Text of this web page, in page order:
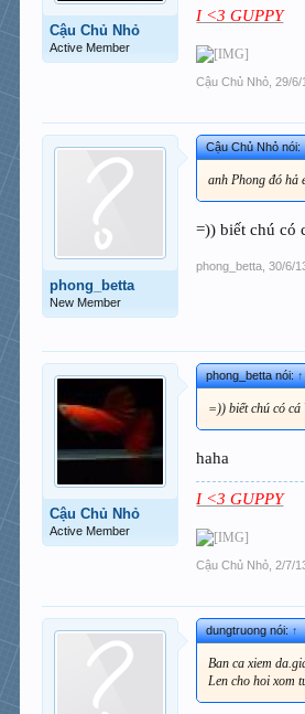
Cậu Chủ Nhỏ
Active Member
I <3 GUPPY
Cậu Chủ Nhỏ 29/6/
phong_betta
New Member
Cậu Chủ Nhỏ nói:
anh Phong đó hả
=)) biết chú có
phong_betta 30/6/
Cậu Chủ Nhỏ
Active Member
phong_betta nói:↑
=)) biết chú có
haha
I <3 GUPPY
Cậu Chủ Nhỏ 2/7/
dungtruong nói:↑
Ban ca xiem
Len cho hoi xom